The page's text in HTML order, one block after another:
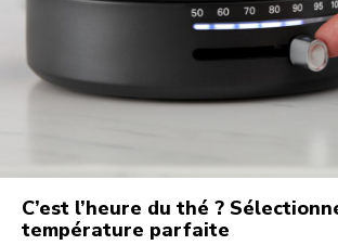
C’est l’heure du thé ?
température parfaite